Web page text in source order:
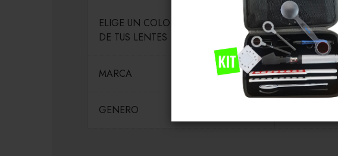
ELIGE UN COLOR PARA EL MARCO
DE TUS LENTES
Negro C4
MARCA LIBERTY
GENERO